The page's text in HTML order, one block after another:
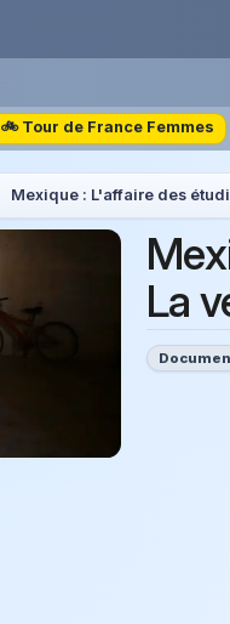
🚲 Tour de France Femmes
Mexique : L'affaire des
La